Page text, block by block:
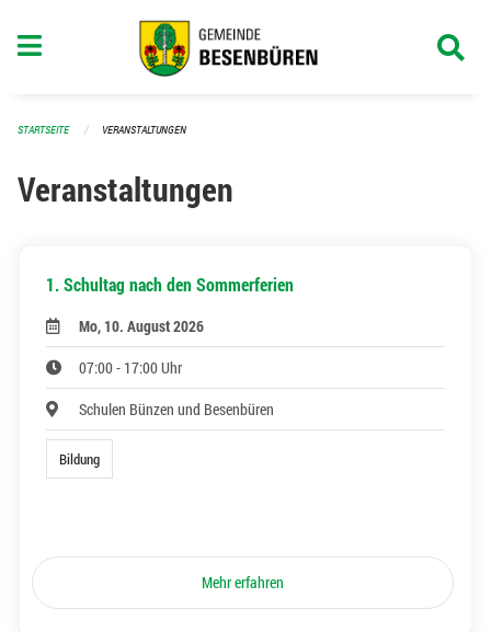
STARTSEITE VERANSTALTUNGEN
Veranstaltungen
1. Schultag nach den Sommerferien
Mo, 10. August 2026
07:00 - 17:00 Uhr
Schulen Bünzen und Besenbüren
Bildung
Mehr erfahren